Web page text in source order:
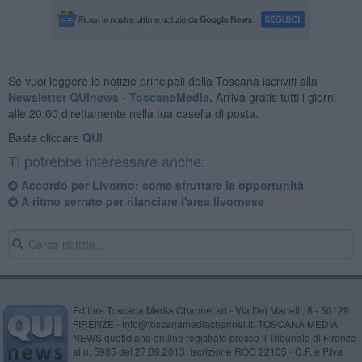
Se vuoi leggere le notizie principali della Toscana iscriviti alla
Newsletter QUInews - ToscanaMedia. Arriva gratis tutti i giorni
alle 20:00 direttamente nella tua casella di posta.
Basta cliccare QUI
Ti potrebbe interessare anche:
Accordo per Livorno: come sfruttare le opportunità
A ritmo serrato per rilanciare l'area livornese
Editore Toscana Media Channel srl - Via Dei Martelli, 8 - 50129
FIRENZE - info@toscanamediachannel.it. TOSCANA MEDIA
NEWS quotidiano on line registrato presso il Tribunale di Firenze
al n. 5935 del 27.09.2013. Iscrizione ROC 22105 - C.F. e P.Iva